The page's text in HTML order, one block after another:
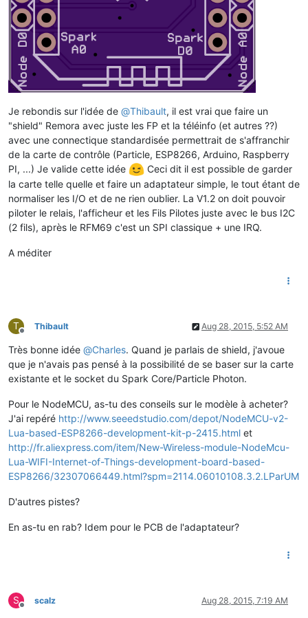
Je rebondis sur l'idée de @Thibault, il est vrai que faire un
"shield" Remora avec juste les FP et la téléinfo (et autres ??)
avec une connectique standardisée permettrait de s'affranchir
de la carte de contrôle (Particle, ESP8266, Arduino, Raspberry
PI, ...) Je valide cette idée
Ceci dit il est possible de garder
la carte telle quelle et faire un adaptateur simple, le tout étant de
normaliser les I/O et de ne rien oublier. La V1.2 on doit pouvoir
piloter le relais, l'afficheur et les Fils Pilotes juste avec le bus I2C
(2 fils), après le RFM69 c'est un SPI classique + une IRQ.
A méditer
T
Offline
Thibault Aug 28, 2015, 5:52 AM
Très bonne idée @Charles. Quand je parlais de shield, j'avoue
que je n'avais pas pensé à la possibilité de se baser sur la carte
existante et le socket du Spark Core/Particle Photon.
Pour le NodeMCU, as-tu des conseils sur le modèle à acheter?
J'ai repéré http://www.seeedstudio.com/depot/NodeMCU-v2-
Lua-based-ESP8266-development-kit-p-2415.html et
http://fr.aliexpress.com/item/New-Wireless-module-NodeMcu-
Lua-WIFI-Internet-of-Things-development-board-based-
ESP8266/32307066449.html?spm=2114.06010108.3.2.LParUM
D'autres pistes?
En as-tu en rab? Idem pour le PCB de l'adaptateur?
S
Offline
scalz Aug 28, 2015, 7:19 AM